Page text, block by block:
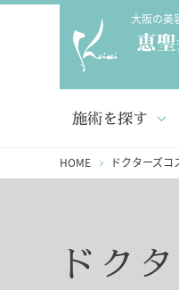
大阪の美
施術を探す
HOME ドクターズコ
ドク